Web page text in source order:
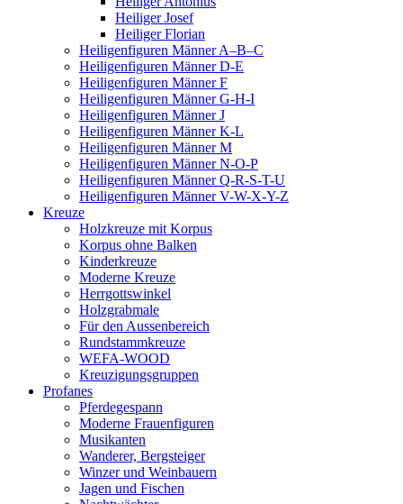
Heiliger Josef
Heiliger Florian
Heiligenfiguren Männer A–B–C
Heiligenfiguren Männer D-E
Heiligenfiguren Männer F
Heiligenfiguren Männer G-H-I
Heiligenfiguren Männer J
Heiligenfiguren Männer K-L
Heiligenfiguren Männer M
Heiligenfiguren Männer N-O-P
Heiligenfiguren Männer Q-R-S-T-U
Heiligenfiguren Männer V-W-X-Y-Z
Kreuze
Holzkreuze mit Korpus
Korpus ohne Balken
Kinderkreuze
Moderne Kreuze
Herrgottswinkel
Holzgrabmale
Für den Aussenbereich
Rundstammkreuze
WEFA-WOOD
Kreuzigungsgruppen
Profanes
Pferdegespann
Moderne Frauenfiguren
Musikanten
Wanderer, Bergsteiger
Winzer und Weinbauern
Jagen und Fischen